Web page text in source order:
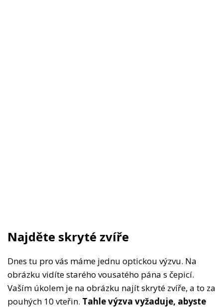
Najděte skryté zvíře
Dnes tu pro vás máme jednu optickou výzvu. Na
obrázku vidíte starého vousatého pána s čepicí.
Vaším úkolem je na obrázku najít skryté zvíře, a to za
pouhých 10 vteřin. Tahle výzva vyžaduje, abyste